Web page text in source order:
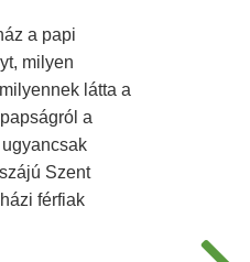
a papi
milyen
látta a
a
Szent
férfiak